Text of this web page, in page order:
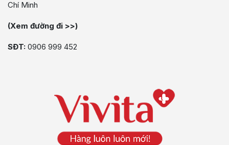
Chí Minh
(Xem đường đi >>)
SĐT: 0906 999 452